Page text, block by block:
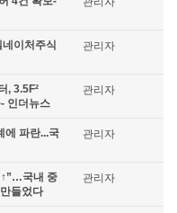
이처주식
관리자
, 3.5F²
인더뉴스
관리자
에 파란...국
관리자
↑”…국내 중
들었다
관리자